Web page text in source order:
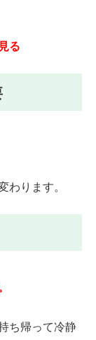
る
わります。
ち帰って冷静